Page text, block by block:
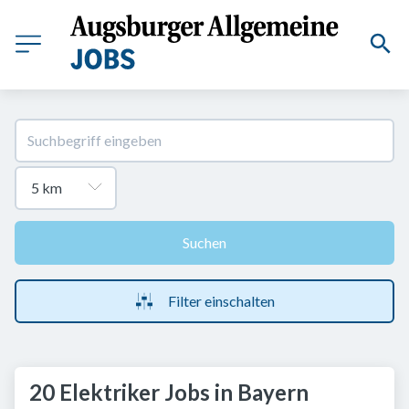
Suchen
Filter einschalten
20 Elektriker Jobs in Bayern